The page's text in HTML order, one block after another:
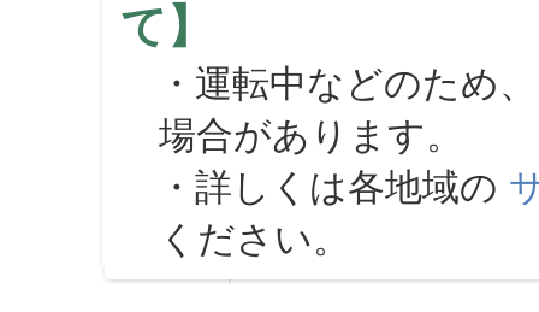
て】
・運転中などのため
場合があります。
・詳しくは各地域の
ください。